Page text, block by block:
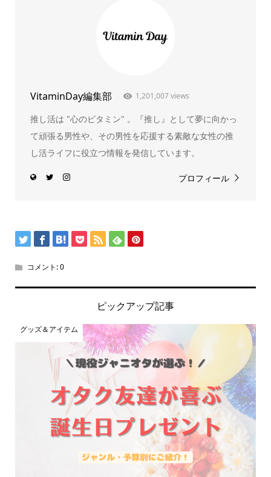
VitaminDay編集部 1,201,007 views
推し活は "心のビタミン" 。『推し』として夢に向かっ
て頑張る男性や、その男性を応援する素敵な女性の推
し活ライフに役立つ情報を発信しています。
プロフィール
コメント:0
ピックアップ記事
グッズ＆アイテム